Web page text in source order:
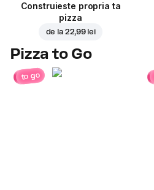
Construieste propria ta
pizza
de la 22,99 lei
Pizza to Go
to go